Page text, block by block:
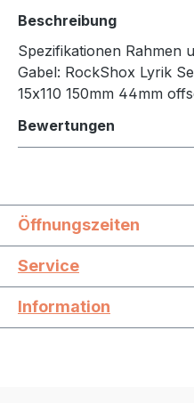
Beschreibung
Spezifikationen Rahmen
Gabel: RockShox Lyrik
15x110 150mm 44mm
Bewertungen
Öffnungszeiten
Service
Information